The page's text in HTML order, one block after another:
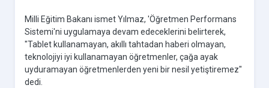
Milli Eğitim Bakanı ismet Yılmaz, 'Öğretmen Performans
Sistemi'ni uygulamaya devam edeceklerini belirterek,
"Tablet kullanamayan, akıllı tahtadan haberi olmayan,
teknolojiyi iyi kullanamayan öğretmenler, çağa ayak
uyduramayan öğretmenlerden yeni bir nesil yetiştiremez"
dedi.